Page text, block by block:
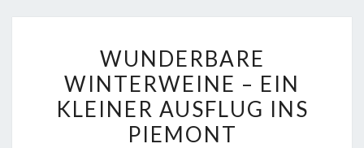
WINTERWEINE
–
EIN
KLEINER
WUNDERBARE
WINTERWEINE – EIN
KLEINER AUSFLUG INS
PIEMONT